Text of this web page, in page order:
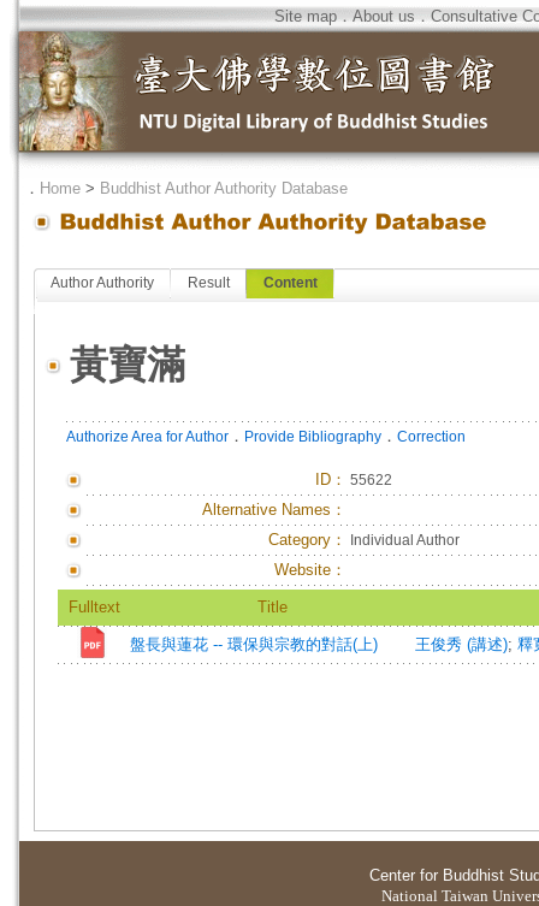
Site map．About us．Consultative
． Home > Buddhist Author Authority Database
Author Authority Result Content
黃寶滿
Authorize Area for Author ． Provide Bibliography ． Correction
ID ： 55622
Alternative Names：
Category：
Individual Author
Website：
Fulltext Title
盤長與蓮花 -- 環保與宗教的對話(上) 王俊秀 (講述); 釋
Center for Buddhist
National Taiwan